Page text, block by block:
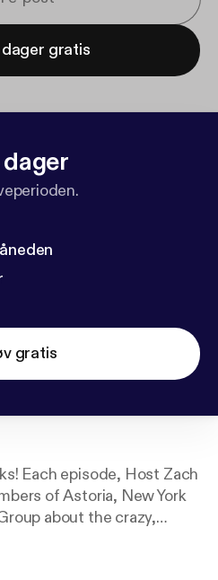
dager gratis
gratis
Each episode, Host Zach
of Astoria, New York
about the crazy,
theatre and art in the